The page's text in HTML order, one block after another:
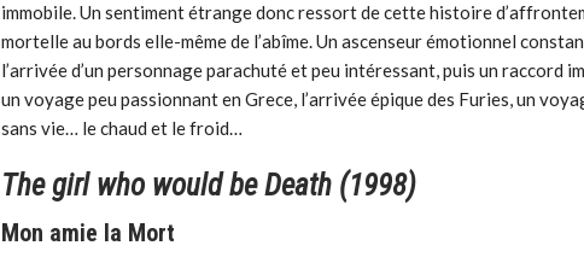
immobile. Un sentiment étrange donc ressort de cette histoire
mortelle au bords elle-même de l’abîme. Un ascenseur émotionnel
l’arrivée d’un personnage parachuté et peu intéressant, puis un raccord
un voyage peu passionnant en Grece, l’arrivée épique des Furies, un
sans vie… le chaud et le froid…
The girl who would be Death (1998)
Mon amie la Mort